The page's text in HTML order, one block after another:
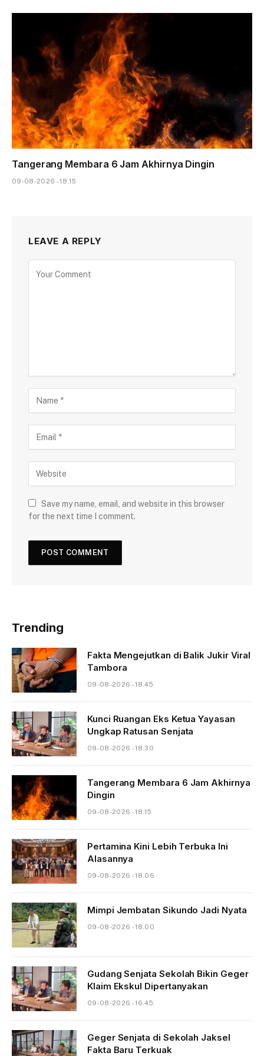
Tangerang Membara 6 Jam Akhirnya Dingin
09-08-2026 - 18.15
LEAVE A REPLY
Save my name, email, and website in this browser
for the next time I comment.
Trending
Fakta Mengejutkan di Balik Jukir Viral
Tambora
09-08-2026 - 18.45
Kunci Ruangan Eks Ketua Yayasan
Ungkap Ratusan Senjata
09-08-2026 - 18.30
Tangerang Membara 6 Jam Akhirnya
Dingin
09-08-2026 - 18.15
Pertamina Kini Lebih Terbuka Ini
Alasannya
09-08-2026 - 18.06
Mimpi Jembatan Sikundo Jadi Nyata
09-08-2026 - 18.00
Gudang Senjata Sekolah Bikin Geger
Klaim Ekskul Dipertanyakan
09-08-2026 - 16.45
Geger Senjata di Sekolah Jaksel
Fakta Baru Terkuak